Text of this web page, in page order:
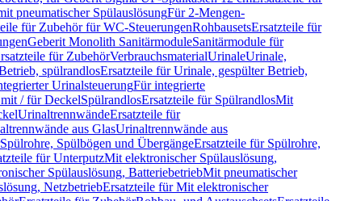
pneumatischer SpülauslösungFür 2-Mengen-
für Zubehör für WC-SteuerungenRohbausetsErsatzteile für
Geberit Monolith SanitärmoduleSanitärmodule für
für ZubehörVerbrauchsmaterialUrinaleUrinale,
spülrandlosErsatzteile für Urinale, gespülter Betrieb,
UrinalsteuerungFür integrierte
/ für DeckelSpülrandlosErsatzteile für SpülrandlosMit
UrinaltrennwändeErsatzteile für
aus GlasUrinaltrennwände aus
Spülrohre, Spülbögen und ÜbergängeErsatzteile für Spülrohre,
für UnterputzMit elektronischer Spülauslösung,
Spülauslösung, BatteriebetriebMit pneumatischer
NetzbetriebErsatzteile für Mit elektronischer